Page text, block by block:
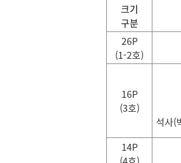
크기
구분
26P
(1-2호)
16P
(3호)
석사(
14P